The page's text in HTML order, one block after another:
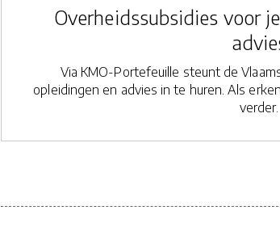
Overheidssubsidies voor
Via KMO-Portefeuille steunt de
opleidingen en advies in te huren. Als
verder.